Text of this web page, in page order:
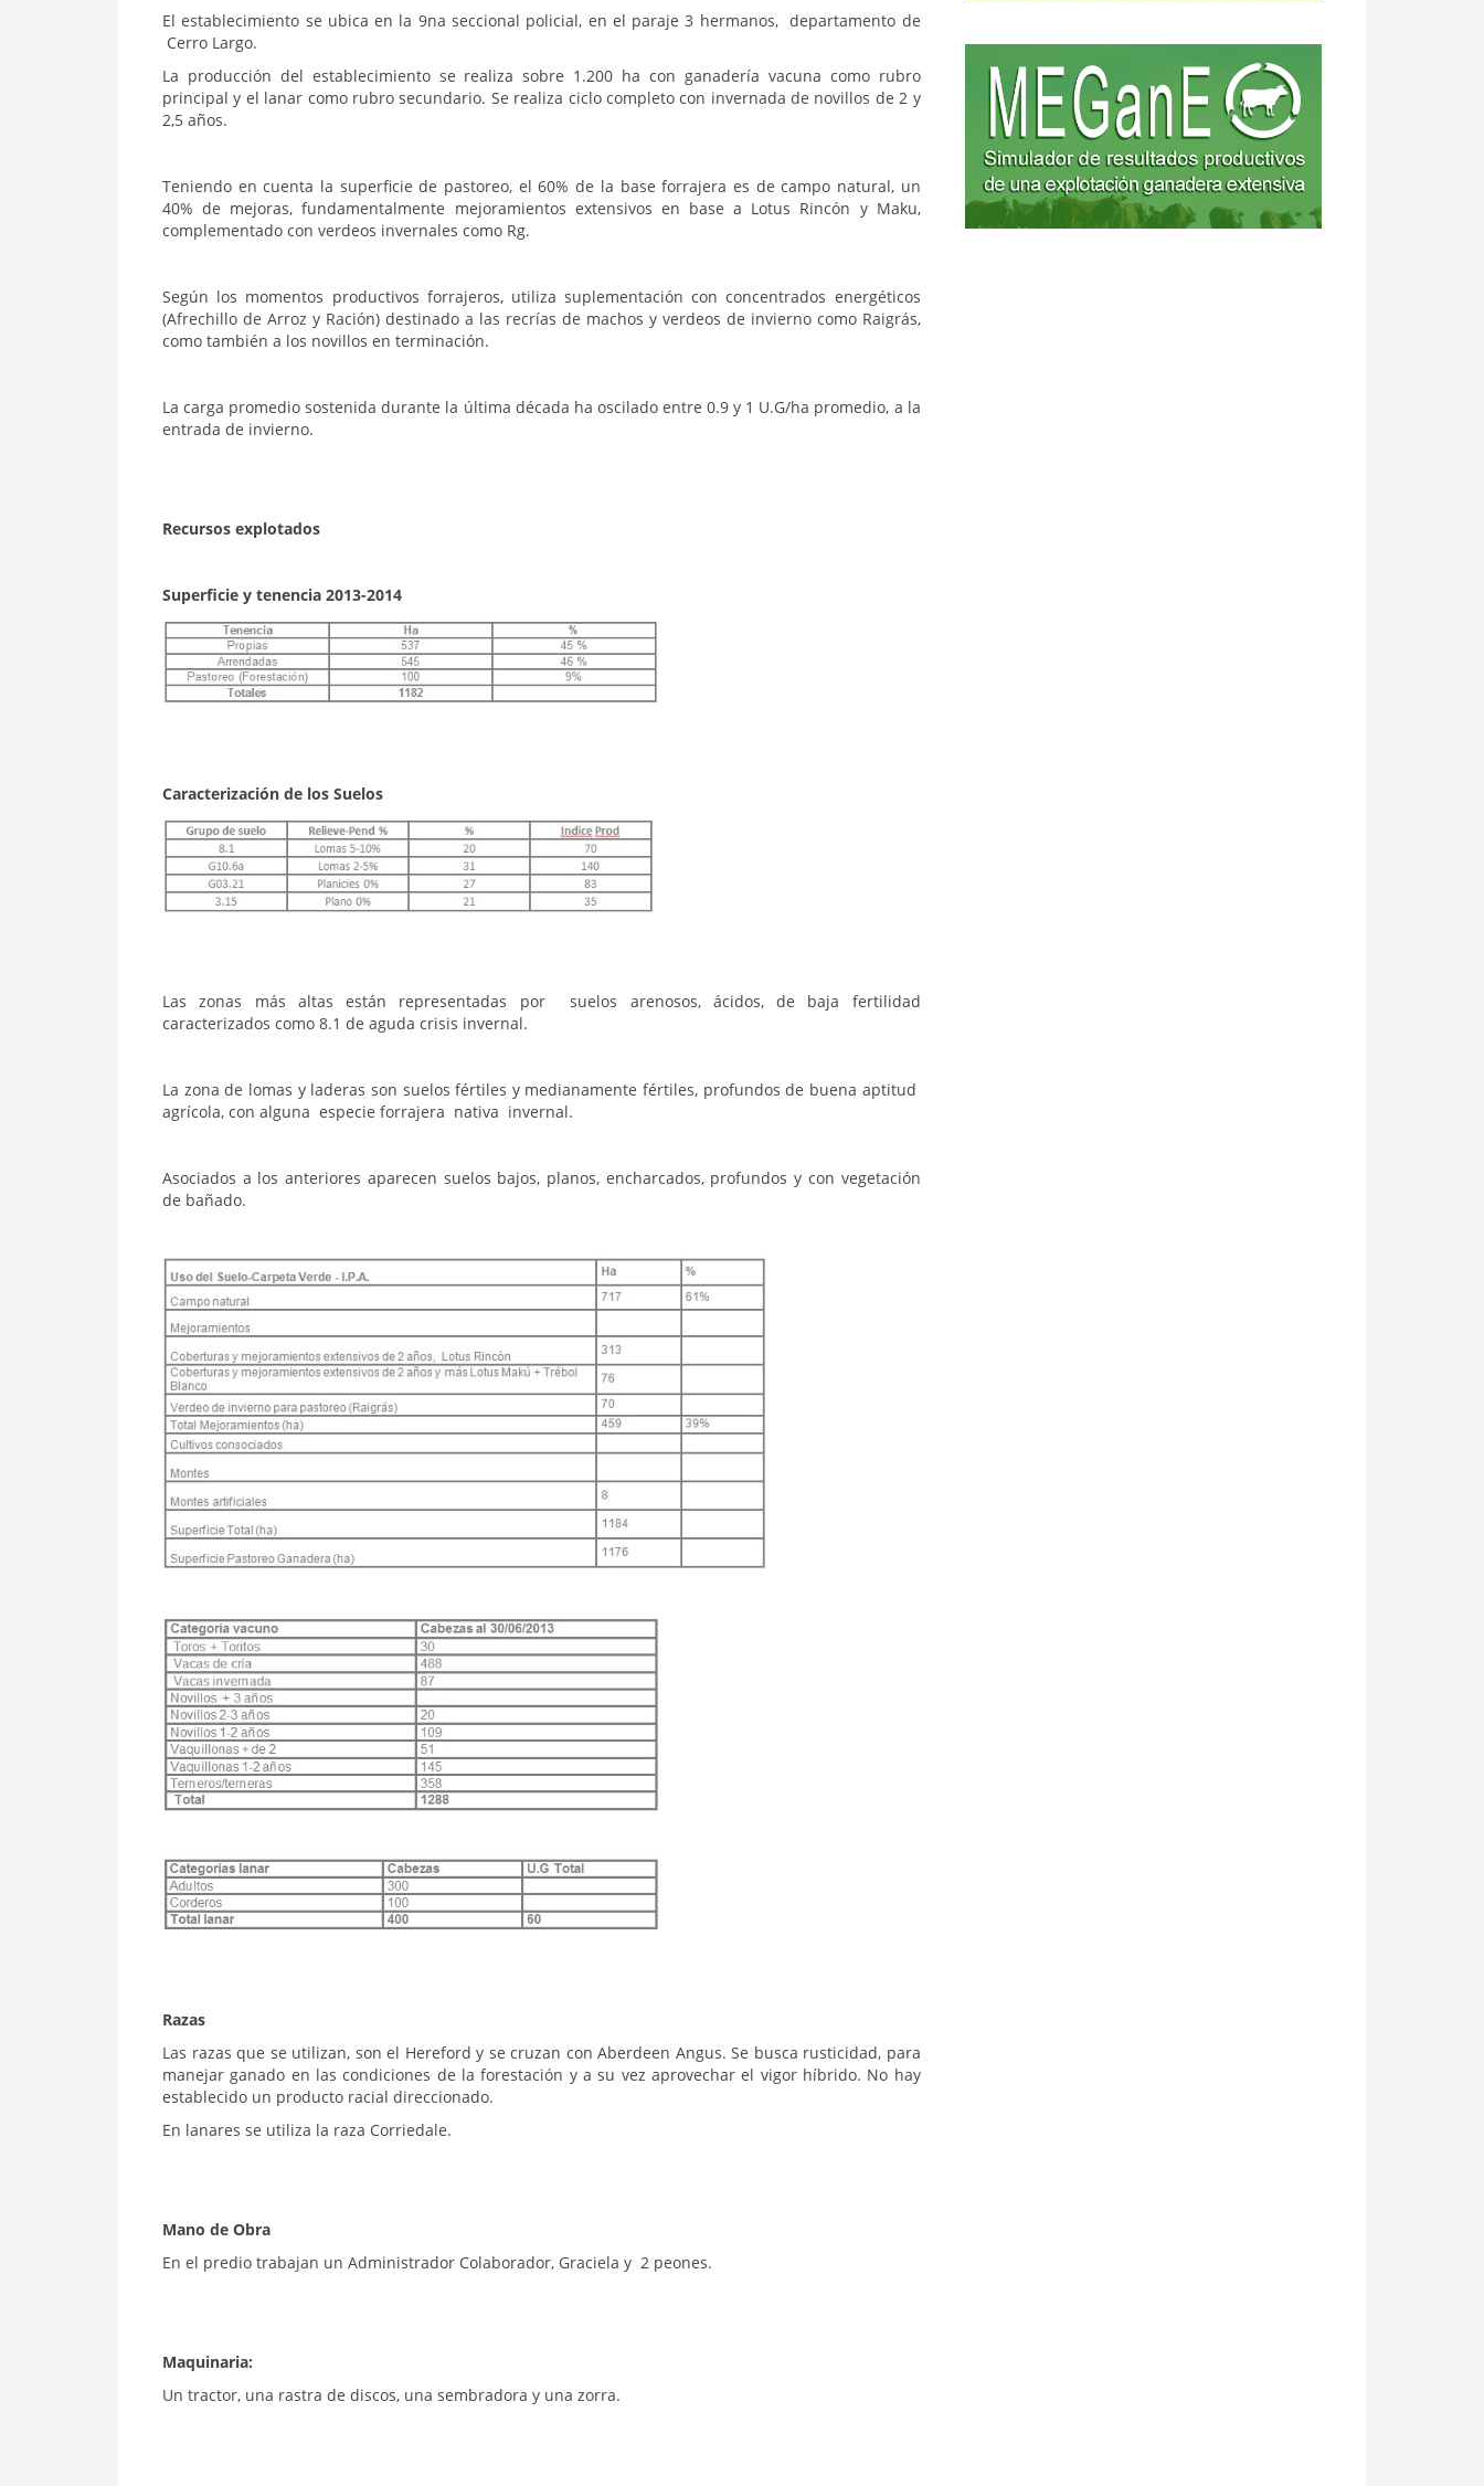
El establecimiento se ubica en la 9na seccional policial, en el paraje 3 hermanos, departamento de
Cerro Largo.
La producción del establecimiento se realiza sobre 1.200 ha con ganadería vacuna como rubro
principal y el lanar como rubro secundario. Se realiza ciclo completo con invernada de novillos de 2 y
2,5 años.
Teniendo en cuenta la superficie de pastoreo, el 60% de la base forrajera es de campo natural, un
40% de mejoras, fundamentalmente mejoramientos extensivos en base a Lotus Rincón y Maku,
complementado con verdeos invernales como Rg.
Según los momentos productivos forrajeros, utiliza suplementación con concentrados energéticos
(Afrechillo de Arroz y Ración) destinado a las recrías de machos y verdeos de invierno como Raigrás,
como también a los novillos en terminación.
La carga promedio sostenida durante la última década ha oscilado entre 0.9 y 1 U.G/ha promedio, a la
entrada de invierno.
Recursos explotados
Superficie y tenencia 2013-2014
Caracterización de los Suelos
Las zonas más altas están representadas por suelos arenosos, ácidos, de baja fertilidad
caracterizados como 8.1 de aguda crisis invernal.
La zona de lomas y laderas son suelos fértiles y medianamente fértiles, profundos de buena aptitud
agrícola, con alguna especie forrajera nativa invernal.
Asociados a los anteriores aparecen suelos bajos, planos, encharcados, profundos y con vegetación
de bañado.
Razas
Las razas que se utilizan, son el Hereford y se cruzan con Aberdeen Angus. Se busca rusticidad, para
manejar ganado en las condiciones de la forestación y a su vez aprovechar el vigor híbrido. No hay
establecido un producto racial direccionado.
En lanares se utiliza la raza Corriedale.
Mano de Obra
En el predio trabajan un Administrador Colaborador, Graciela y 2 peones.
Maquinaria:
Un tractor, una rastra de discos, una sembradora y una zorra.